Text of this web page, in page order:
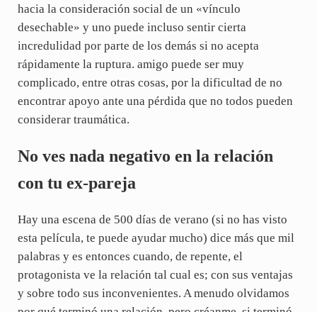
hacia la consideración social de un «vínculo
desechable» y uno puede incluso sentir cierta
incredulidad por parte de los demás si no acepta
rápidamente la ruptura. amigo puede ser muy
complicado, entre otras cosas, por la dificultad de no
encontrar apoyo ante una pérdida que no todos pueden
considerar traumática.
No ves nada negativo en la relación
con tu ex-pareja
Hay una escena de 500 días de verano (si no has visto
esta película, te puede ayudar mucho) dice más que mil
palabras y es entonces cuando, de repente, el
protagonista ve la relación tal cual es; con sus ventajas
y sobre todo sus inconvenientes. A menudo olvidamos